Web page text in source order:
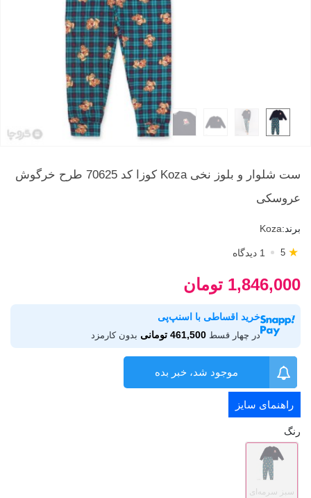
ست شلوار و بلوز نخی Koza کوزا کد 70625 طرح خرگوش
عروسکی
برند:Koza
5 ★ 1 دیدگاه
1,846,000 تومان
خرید اقساطی با اسنپ‌پی
در چهار قسط 461,500 تومانی بدون کارمزد
موجود شد، خبر بده
راهنمای سایز
رنگ
سبز سرمه‌ای